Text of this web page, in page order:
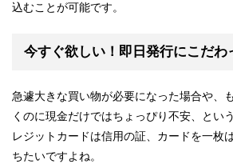
込むことが可能です。
今すぐ欲しい！即日発行にこだわ
急遽大きな買い物が必要になった場合や、
くのに現金だけではちょっぴり不安、とい
レジットカードは信用の証、カードを一枚
ちたいですよね。